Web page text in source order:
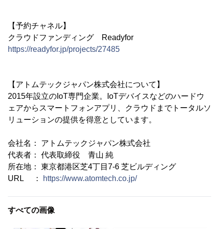
【予約チャネル】
クラウドファンディング Readyfor
https://readyfor.jp/projects/27485
【アトムテックジャパン株式会社について】
2015年設立のIoT専門企業。IoTデバイスなどのハードウ
ェアからスマートフォンアプリ、クラウドまでトータルソ
リューションの提供を得意としています。
会社名： アトムテックジャパン株式会社
代表者： 代表取締役 青山 純
所在地： 東京都港区芝4丁目7-6 芝ビルディング
URL ：
https://www.atomtech.co.jp/
すべての画像